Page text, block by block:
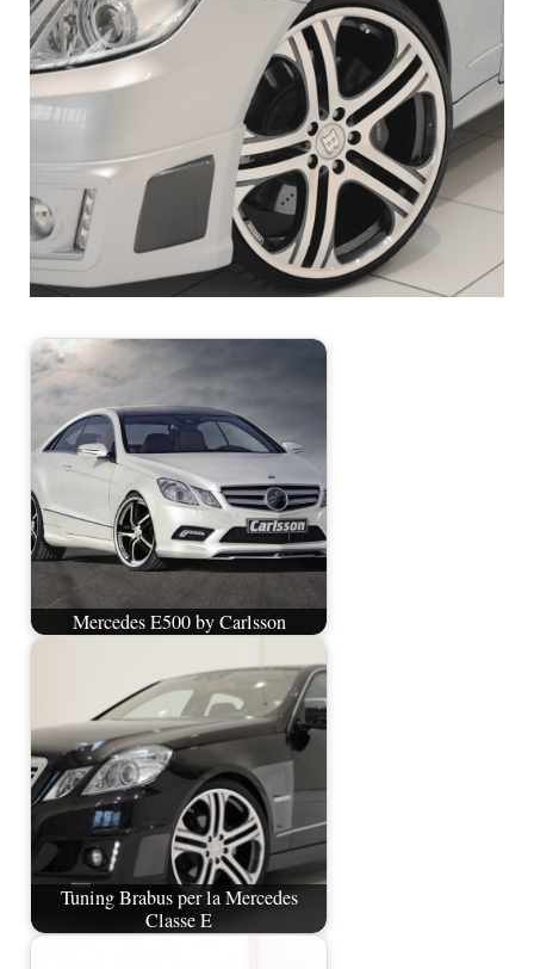
Mercedes E500 by Carlsson
Tuning Brabus per la Mercedes
Classe E